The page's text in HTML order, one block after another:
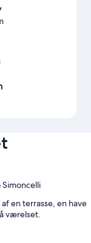
en terrasse, en have
værelset.